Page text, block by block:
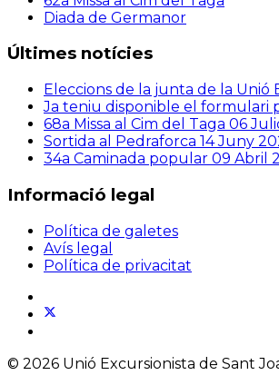
Diada de Germanor
Últimes notícies
Eleccions de la junta de la Unió
Ja teniu disponible el formulari
68a Missa al Cim del Taga 06
Sortida al Pedraforca 14 Juny
34a Caminada popular 09 Abril
Informació legal
Política de galetes
Avís legal
Política de privacitat
© 2026 Unió Excursionista de Sant